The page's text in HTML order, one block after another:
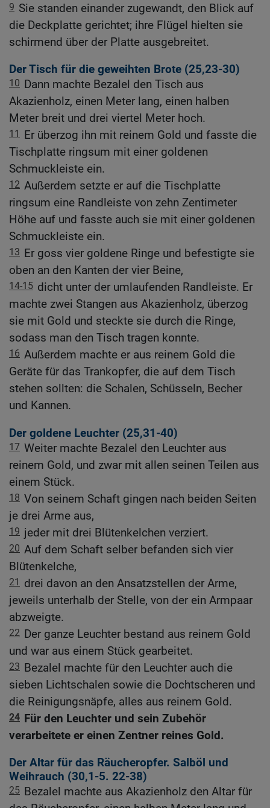
9 Sie standen einander zugewandt, den Blick auf
die Deckplatte gerichtet; ihre Flügel hielten sie
schirmend über der Platte ausgebreitet.
Der Tisch für die geweihten Brote (25,23-30)
10 Dann machte Bezalel den Tisch aus
Akazienholz, einen Meter lang, einen halben
Meter breit und drei viertel Meter hoch.
11
Er überzog ihn mit reinem Gold und fasste die
Tischplatte ringsum mit einer goldenen
Schmuckleiste ein.
12 Außerdem setzte er auf die Tischplatte
ringsum eine Randleiste von zehn Zentimeter
Höhe auf und fasste auch sie mit einer goldenen
Schmuckleiste ein.
13 Er goss vier goldene Ringe und befestigte sie
oben an den Kanten der vier Beine,
14-15 dicht unter der umlaufenden Randleiste. Er
machte zwei Stangen aus Akazienholz, überzog
sie mit Gold und steckte sie durch die Ringe,
sodass man den Tisch tragen konnte.
16 Außerdem machte er aus reinem Gold die
Geräte für das Trankopfer, die auf dem Tisch
stehen sollten: die Schalen, Schüsseln, Becher
und Kannen.
Der goldene Leuchter (25,31-40)
17 Weiter machte Bezalel den Leuchter aus
reinem Gold, und zwar mit allen seinen Teilen aus
einem Stück.
18 Von seinem Schaft gingen nach beiden Seiten
je drei Arme aus,
19 jeder mit drei Blütenkelchen verziert.
20 Auf dem Schaft selber befanden sich vier
Blütenkelche,
21 drei davon an den Ansatzstellen der Arme,
jeweils unterhalb der Stelle, von der ein Armpaar
abzweigte.
22 Der ganze Leuchter bestand aus reinem Gold
und war aus einem Stück gearbeitet.
23 Bezalel machte für den Leuchter auch die
sieben Lichtschalen sowie die Dochtscheren und
die Reinigungsnäpfe, alles aus reinem Gold.
24 Für den Leuchter und sein Zubehör
verarbeitete er einen Zentner reines Gold.
Der Altar für das Räucheropfer. Salböl und
Weihrauch (30,1-5. 22-38)
25 Bezalel machte aus Akazienholz den Altar für